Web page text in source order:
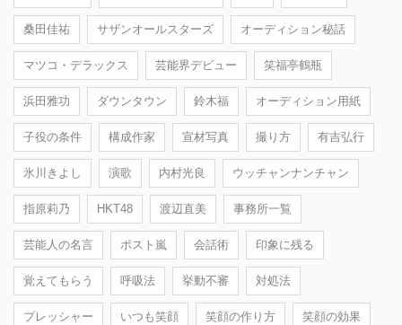
桑田佳祐 サザンオールスターズ オーディション秘話
マツコ・デラックス 芸能界デビュー 笑福亭鶴瓶
浜田雅功 ダウンタウン 鈴木福 オーディション用紙
子役の条件 構成作家 宣材写真 撮り方 有吉弘行
氷川きよし 演歌 内村光良 ウッチャンナンチャン
指原莉乃 HKT48 渡辺直美 事務所一覧
芸能人の名言 ポスト嵐 会話術 印象に残る
覚えてもらう 呼吸法 挙動不審 対処法
プレッシャー いつも笑顔 笑顔の作り方 笑顔の効果